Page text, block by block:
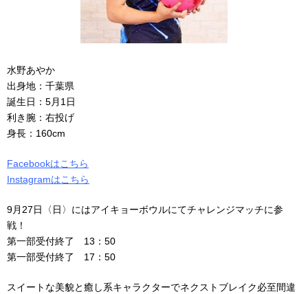
水野あやか
出身地：千葉県
誕生日： 5月 1日
利き腕：右投げ
身長： 160cm
Facebookはこちら
Instagramはこちら
9月27日〈日〉にはアイキョーボウルにてチャレンジマッチに参
戦！
第一部受付終了 13 ： 50
第一部受付終了 17 ： 50
スイートな美貌と癒し系キャラクターでネクストブレイク必至間違